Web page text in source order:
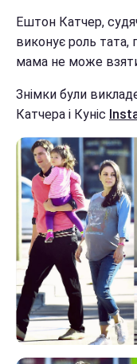
Ештон Катчер,
виконує роль тата,
мама не може
Знімки були
Катчера і Куніс